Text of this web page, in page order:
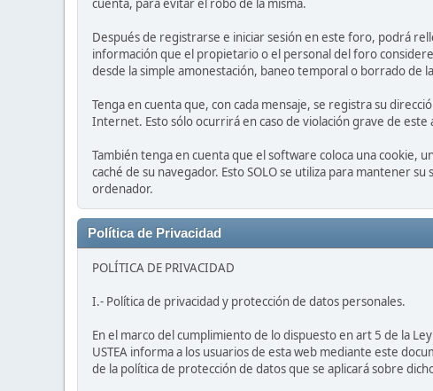
cuenta, para evitar el robo de la misma.
Después de registrarse e iniciar sesión en este foro, podrá
información que el propietario o el personal del foro
desde la simple amonestación, baneo temporal o borrado de
Tenga en cuenta que, con cada mensaje, se registra su
Internet. Esto sólo ocurrirá en caso de violación grave de este
También tenga en cuenta que el software coloca una cookie,
caché de su navegador. Esto SOLO se utiliza para mantener
ordenador.
Política de Privacidad
POLÍTICA DE PRIVACIDAD
I.- Política de privacidad y protección de datos personales.
En el marco del cumplimiento de lo dispuesto en art 5 de la
USTEA informa a los usuarios de esta web mediante este
de la política de protección de datos que se aplicará sobre